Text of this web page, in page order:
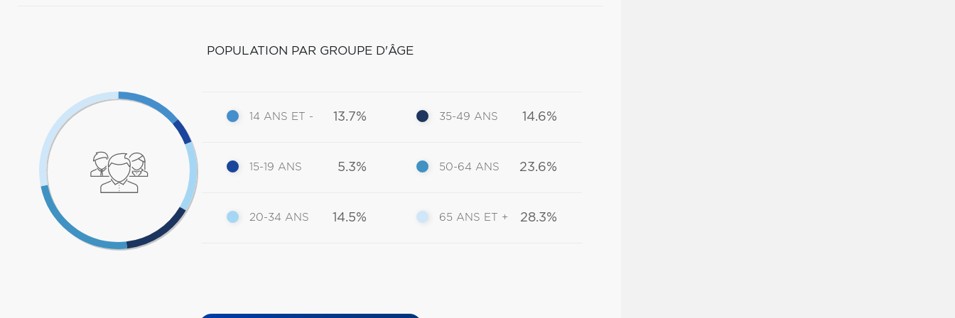
POPULATION PAR GROUPE D'ÂGE
14 ANS ET - 13.7%
15-19 ANS 5.3%
20-34 ANS 14.5%
35-49 ANS 14.6%
50-64 ANS 23.6%
65 ANS ET + 28.3%